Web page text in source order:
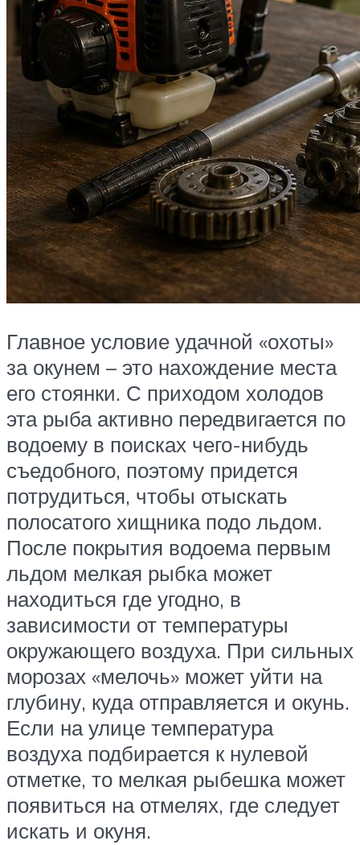
Главное условие удачной «охоты»
за окунем – это нахождение места
его стоянки. С приходом холодов
эта рыба активно передвигается по
водоему в поисках чего-нибудь
съедобного, поэтому придется
потрудиться, чтобы отыскать
полосатого хищника подо льдом.
После покрытия водоема первым
льдом мелкая рыбка может
находиться где угодно, в
зависимости от температуры
окружающего воздуха. При сильных
морозах «мелочь» может уйти на
глубину, куда отправляется и окунь.
Если на улице температура
воздуха подбирается к нулевой
отметке, то мелкая рыбешка может
появиться на отмелях, где следует
искать и окуня.